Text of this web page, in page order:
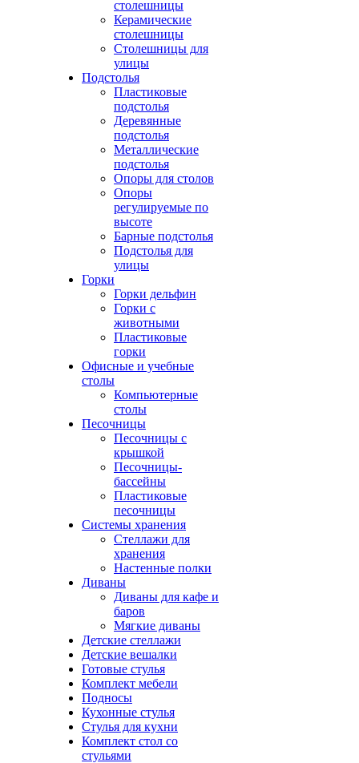
столешницы
Керамические
столешницы
Столешницы для
улицы
Подстолья
Пластиковые
подстолья
Деревянные
подстолья
Металлические
подстолья
Опоры для столов
Опоры
регулируемые по
высоте
Барные подстолья
Подстолья для
улицы
Горки
Горки дельфин
Горки с
животными
Пластиковые
горки
Офисные и учебные
столы
Компьютерные
столы
Песочницы
Песочницы с
крышкой
Песочницы-
бассейны
Пластиковые
песочницы
Системы хранения
Стеллажи для
хранения
Настенные полки
Диваны
Диваны для кафе и
баров
Мягкие диваны
Детские стеллажи
Детские вешалки
Готовые стулья
Комплект мебели
Подносы
Кухонные стулья
Стулья для кухни
Комплект стол со
стульями